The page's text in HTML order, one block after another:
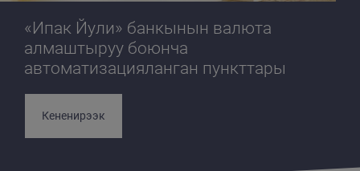
«Ипак Йули» банкынын валюта
алмаштыруу боюнча
автоматизацияланган пункттары
Кененирээк